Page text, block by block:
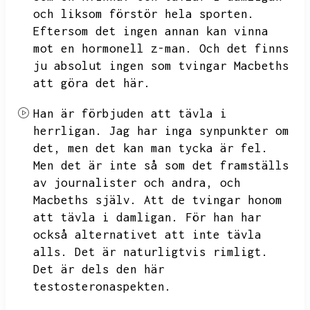
och liksom förstör hela sporten.
Eftersom det ingen annan kan vinna
mot en hormonell z-man.
Och det finns
ju absolut ingen som tvingar Macbeths
att göra det här.
Han är förbjuden att tävla i
herrligan.
Jag har inga synpunkter om
det,
men det kan man tycka är fel.
Men det är inte så som det framställs
av journalister och andra,
och
Macbeths själv.
Att de tvingar honom
att tävla i damligan.
För han har
också alternativet att inte tävla
alls.
Det är naturligtvis rimligt.
Det är dels den här
testosteronaspekten.